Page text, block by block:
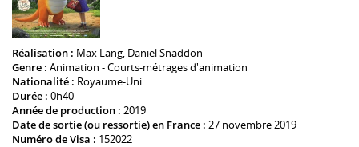
Réalisation : Max Lang, Daniel Snaddon
Genre : Animation - Courts-métrages d'animation
Nationalité : Royaume-Uni
Durée : 0h40
Année de production : 2019
Date de sortie (ou ressortie) en France : 27 novembre 2019
Numéro de Visa : 152022